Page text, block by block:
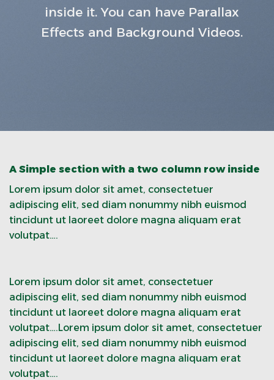
inside it. You can have Parallax
Effects and Background Videos.
A Simple section with a two column row inside
Lorem ipsum dolor sit amet, consectetuer
adipiscing elit, sed diam nonummy nibh euismod
tincidunt ut laoreet dolore magna aliquam erat
volutpat….
Lorem ipsum dolor sit amet, consectetuer
adipiscing elit, sed diam nonummy nibh euismod
tincidunt ut laoreet dolore magna aliquam erat
volutpat….Lorem ipsum dolor sit amet, consectetuer
adipiscing elit, sed diam nonummy nibh euismod
tincidunt ut laoreet dolore magna aliquam erat
volutpat….